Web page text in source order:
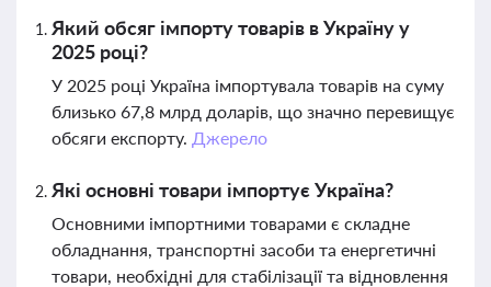
Який обсяг імпорту товарів в Україну у
2025 році?
У 2025 році Україна імпортувала товарів на суму
близько 67,8 млрд доларів, що значно перевищує
обсяги експорту. Джерело
Які основні товари імпортує Україна?
Основними імпортними товарами є складне
обладнання, транспортні засоби та енергетичні
товари, необхідні для стабілізації та відновлення